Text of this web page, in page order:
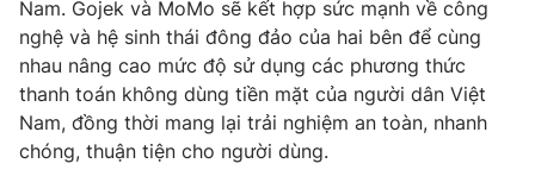
Phim VTV
Hậu trường
Nhân vật
Giải trí
Điện ảnh
Âm nhạc
Đời sống
Nam. Gojek và MoMo sẽ kết hợp sức mạnh về công
nghệ và hệ sinh thái đông đảo của hai bên để cùng
nhau nâng cao mức độ sử dụng các phương thức
thanh toán không dùng tiền mặt của người dân Việt
Nam, đồng thời mang lại trải nghiệm an toàn, nhanh
chóng, thuận tiện cho người dùng.